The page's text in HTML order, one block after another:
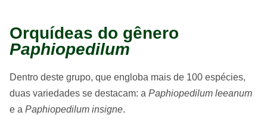
Orquídeas do gênero
Paphiopedilum
Dentro deste grupo, que engloba mais de 100 espécies,
duas variedades se destacam: a Paphiopedilum leeanum
e a Paphiopedilum insigne.